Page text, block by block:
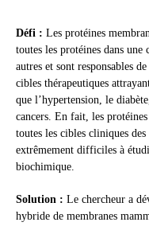
Défi : Les protéines
toutes les protéines dans une
autres et sont responsables
cibles thérapeutiques
que l’hypertension, le
cancers. En fait, les
toutes les cibles cliniques
extrêmement difficiles à
biochimique.
Solution : Le chercheur a
hybride de membranes